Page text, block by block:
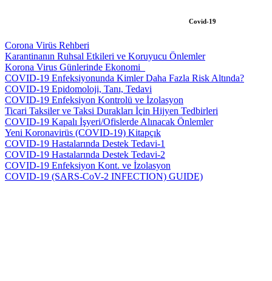
Covid-19
Corona Virüs Rehberi
Karantinanın Ruhsal Etkileri ve Koruyucu Önlemler
Korona Virus Günlerinde Ekonomi_
COVID-19 Enfeksiyonunda Kimler Daha Fazla Risk Altında?
COVID-19 Epidomoloji, Tanı, Tedavi
COVID-19 Enfeksiyon Kontrolü ve İzolasyon
Ticari Taksiler ve Taksi Durakları İçin Hijyen Tedbirleri
COVID-19 Kapalı İşyeri/Ofislerde Alınacak Önlemler
Yeni Koronavirüs (COVID-19) Kitapçık
COVID-19 Hastalarında Destek Tedavi-1
COVID-19 Hastalarında Destek Tedavi-2
COVID-19 Enfeksiyon Kont. ve İzolasyon
COVID-19 (SARS-CoV-2 INFECTION) GUIDE)